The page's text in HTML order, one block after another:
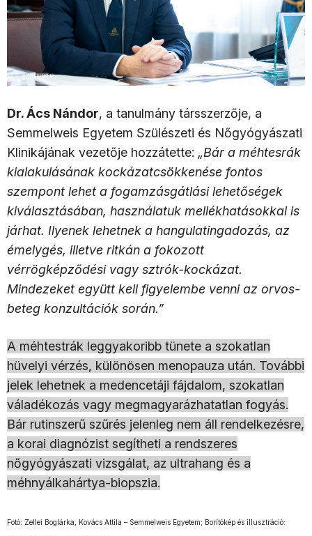
Dr. Ács Nándor, a tanulmány társszerzője, a
Semmelweis Egyetem Szülészeti és Nőgyógyászati
Klinikájának vezetője hozzátette: „Bár a méhtesrák
kialakulásának kockázatcsökkenése fontos
szempont lehet a fogamzásgátlási lehetőségek
kiválasztásában, használatuk mellékhatásokkal is
járhat. Ilyenek lehetnek a hangulatingadozás, az
émelygés, illetve ritkán a fokozott
vérrögképződési vagy sztrók-kockázat.
Mindezeket együtt kell figyelembe venni az orvos-
beteg konzultációk során.”
A méhtestrák leggyakoribb tünete a szokatlan
hüvelyi vérzés, különösen menopauza után. További
jelek lehetnek a medencetáji fájdalom, szokatlan
váladékozás vagy megmagyarázhatatlan fogyás.
Bár rutinszerű szűrés jelenleg nem áll rendelkezésre,
a korai diagnózist segítheti a rendszeres
nőgyógyászati vizsgálat, az ultrahang és a
méhnyálkahártya-biopszia.
Fotó: Zellei Boglárka, Kovács Attila – Semmelweis Egyetem; Borítókép és illusztráció: